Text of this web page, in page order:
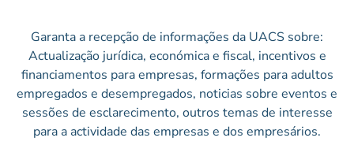
Garanta a recepção de informações da UACS sobre:
Actualização jurídica, económica e fiscal, incentivos e
financiamentos para empresas, formações para adultos
empregados e desempregados, noticias sobre eventos e
sessões de esclarecimento, outros temas de interesse
para a actividade das empresas e dos empresários.